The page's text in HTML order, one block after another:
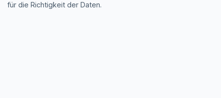
für die Richtigkeit der Daten.